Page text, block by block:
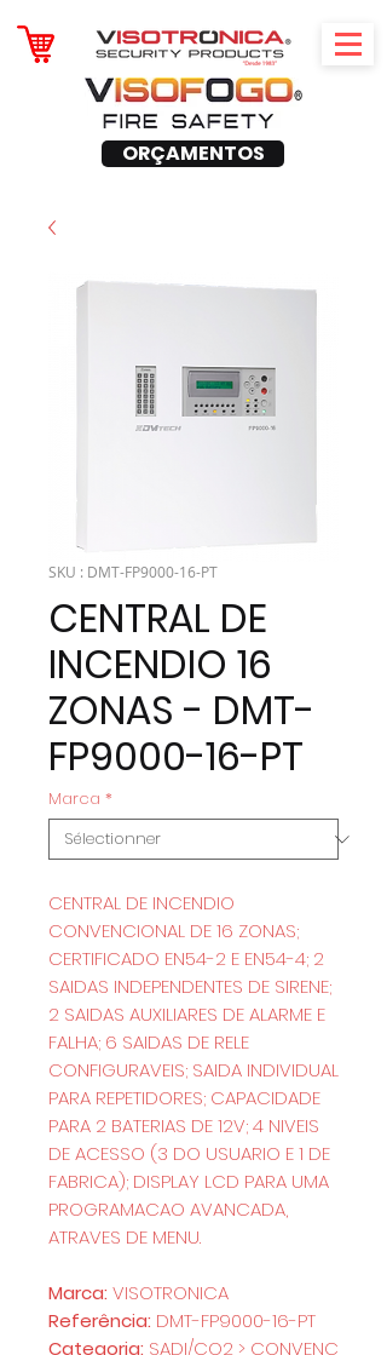
ORÇAMENTOS
SKU : DMT-FP9000-16-PT
CENTRAL DE
INCENDIO 16
ZONAS - DMT-
FP9000-16-PT
Marca *
CENTRAL DE INCENDIO
CONVENCIONAL DE 16 ZONAS;
CERTIFICADO EN54-2 E EN54-4; 2
SAIDAS INDEPENDENTES DE SIRENE;
2 SAIDAS AUXILIARES DE ALARME E
FALHA; 6 SAIDAS DE RELE
CONFIGURAVEIS; SAIDA INDIVIDUAL
PARA REPETIDORES; CAPACIDADE
PARA 2 BATERIAS DE 12V; 4 NIVEIS
DE ACESSO (3 DO USUARIO E 1 DE
FABRICA); DISPLAY LCD PARA UMA
PROGRAMACAO AVANCADA,
ATRAVES DE MENU.
Marca: VISOTRONICA
Referência: DMT-FP9000-16-PT
Categoria: SADI/CO2 > CONVENC